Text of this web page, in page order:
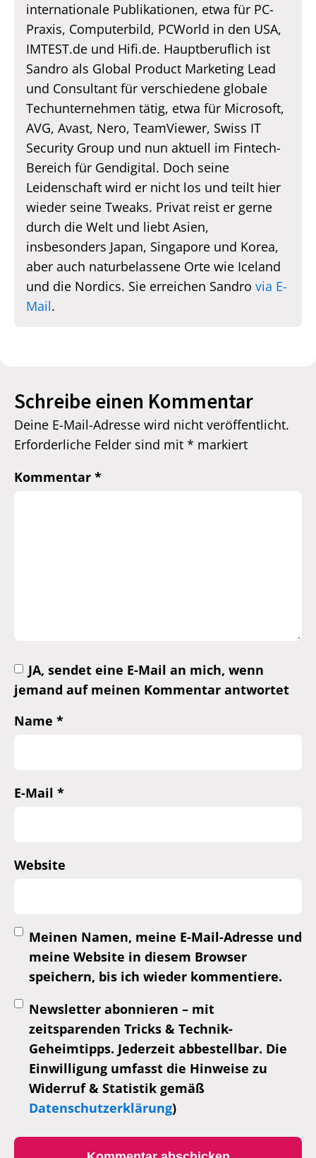
internationale Publikationen, etwa für PC-
Praxis, Computerbild, PCWorld in den USA,
IMTEST.de und Hifi.de. Hauptberuflich ist
Sandro als Global Product Marketing Lead
und Consultant für verschiedene globale
Techunternehmen tätig, etwa für Microsoft,
AVG, Avast, Nero, TeamViewer, Swiss IT
Security Group und nun aktuell im Fintech-
Bereich für Gendigital. Doch seine
Leidenschaft wird er nicht los und teilt hier
wieder seine Tweaks. Privat reist er gerne
durch die Welt und liebt Asien,
insbesonders Japan, Singapore und Korea,
aber auch naturbelassene Orte wie Iceland
und die Nordics. Sie erreichen Sandro via E-
Mail.
Schreibe einen Kommentar
Deine E-Mail-Adresse wird nicht veröffentlicht.
Erforderliche Felder sind mit * markiert
Kommentar *
JA, sendet eine E-Mail an mich, wenn
jemand auf meinen Kommentar antwortet
Name *
E-Mail *
Website
Meinen Namen, meine E-Mail-Adresse und
meine Website in diesem Browser
speichern, bis ich wieder kommentiere.
Newsletter abonnieren – mit
zeitsparenden Tricks & Technik-
Geheimtipps. Jederzeit abbestellbar. Die
Einwilligung umfasst die Hinweise zu
Widerruf & Statistik gemäß
Datenschutzerklärung)